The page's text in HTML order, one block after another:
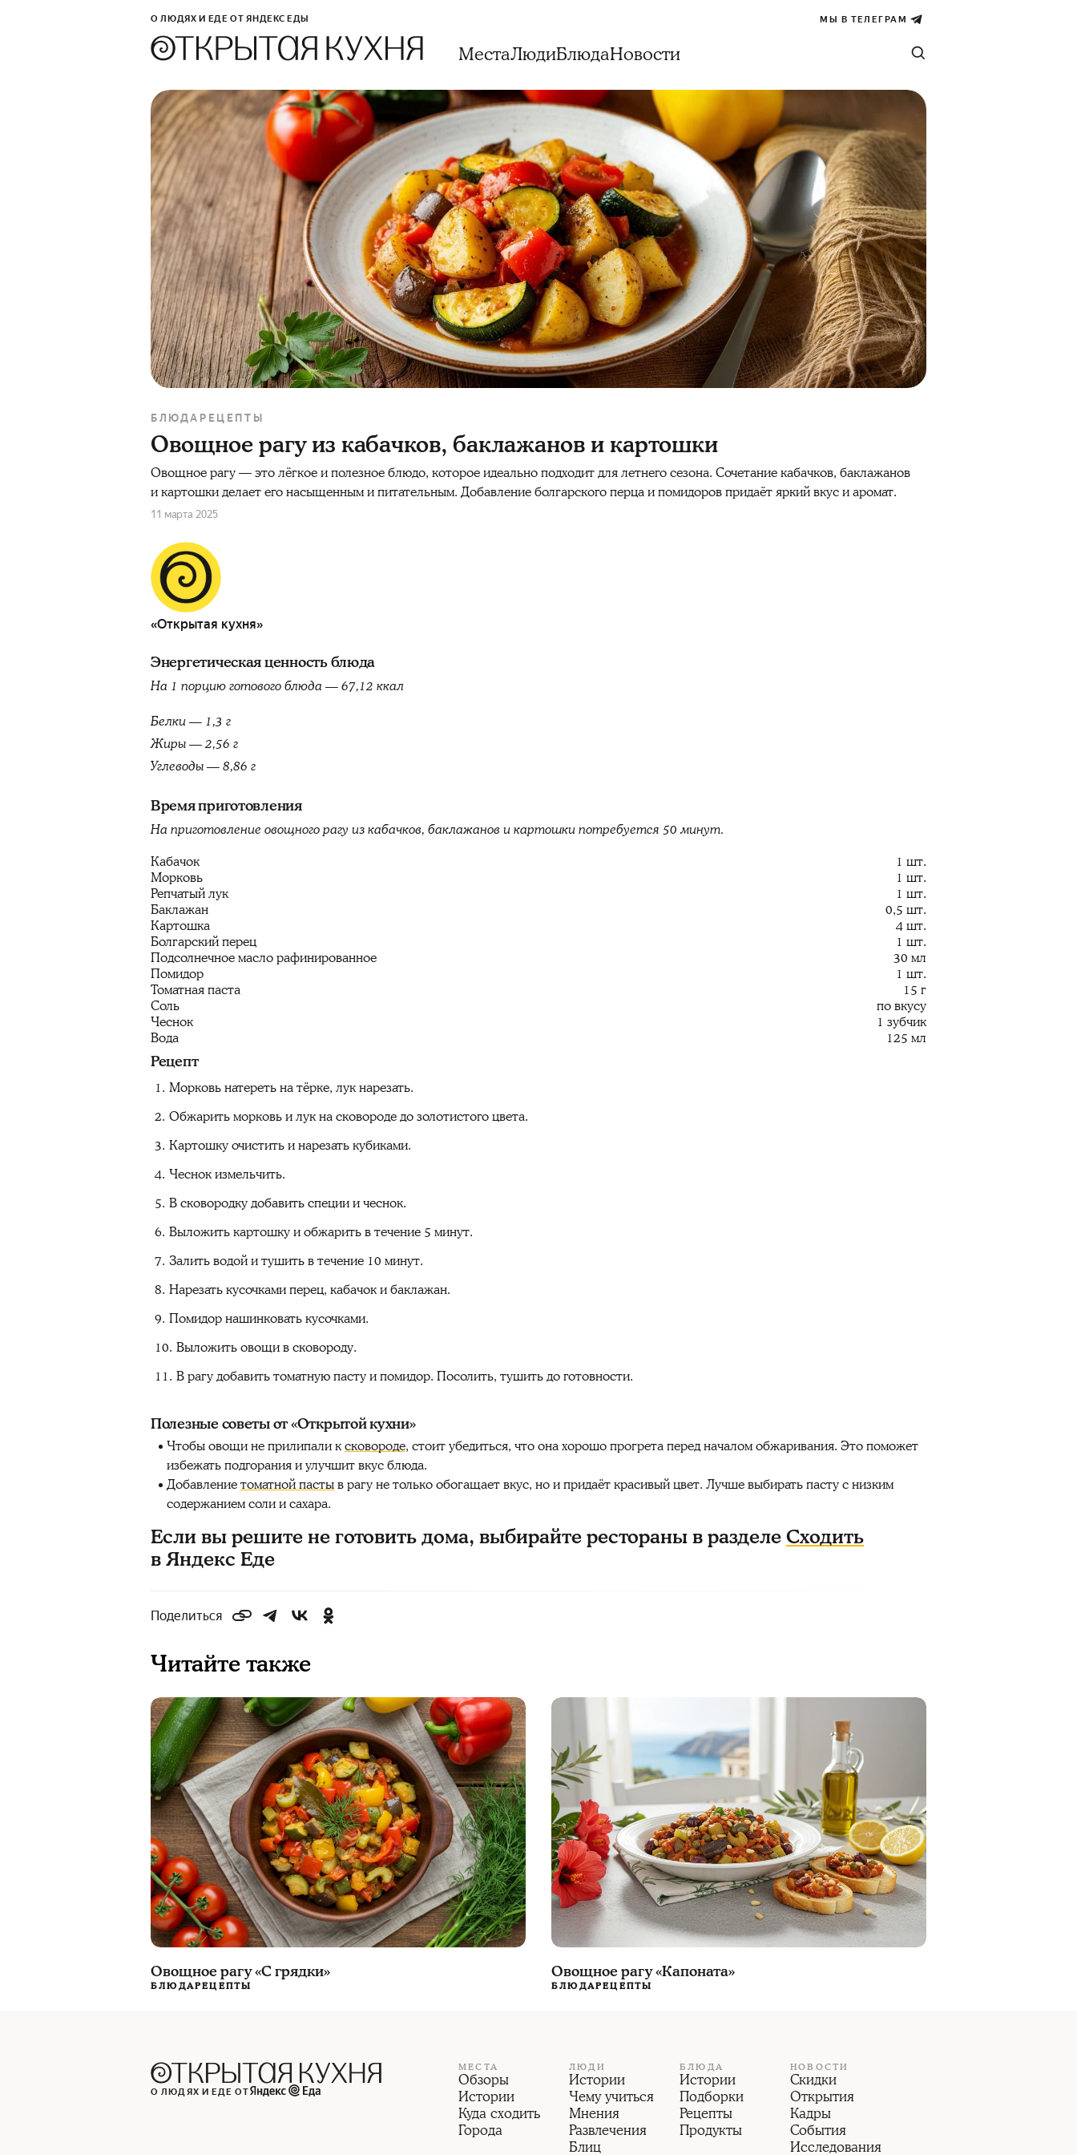
О ЛЮДЯХ И ЕДЕ ОТ ЯНДЕКС ЕДЫ МЫ В ТЕЛЕГРАМ
МестаЛюдиБлюдаНовости
БЛЮДА РЕЦЕПТЫ
Овощное рагу из кабачков, баклажанов и картошки
Овощное рагу — это лёгкое и полезное блюдо, которое идеально подходит для летнего сезона. Сочетание кабачков, баклажанов
и картошки делает его насыщенным и питательным. Добавление болгарского перца и помидоров придаёт яркий вкус и аромат.
11 марта 2025
«Открытая кухня»
Энергетическая ценность блюда
На 1 порцию готового блюда — 67,12 ккал
Белки — 1,3 г
Жиры — 2,56 г
Углеводы — 8,86 г
Время приготовления
На приготовление овощного рагу из кабачков, баклажанов и картошки потребуется 50 минут.
Кабачок
1 шт.
Морковь
1 шт.
Репчатый лук
1 шт.
Баклажан
0,5 шт.
Картошка
4 шт.
Болгарский перец
1 шт.
Подсолнечное масло рафинированное
30 мл
Помидор
1 шт.
Томатная паста
15 г
Соль
по вкусу
Чеснок
1 зубчик
Вода
125 мл
Рецепт
Морковь натереть на тёрке, лук нарезать.
Обжарить морковь и лук на сковороде до золотистого цвета.
Картошку очистить и нарезать кубиками.
Чеснок измельчить.
В сковородку добавить специи и чеснок.
Выложить картошку и обжарить в течение 5 минут.
Залить водой и тушить в течение 10 минут.
Нарезать кусочками перец, кабачок и баклажан.
Помидор нашинковать кусочками.
Выложить овощи в сковороду.
В рагу добавить томатную пасту и помидор. Посолить, тушить до готовности.
Полезные советы от «Открытой кухни»
Чтобы овощи не прилипали ксковороде, стоит убедиться, что она хорошо прогрета перед началом обжаривания. Это поможет
избежать подгорания и улучшит вкус блюда.
Добавлениетоматной пастыв рагу не только обогащает вкус, но и придаёт красивый цвет. Лучше выбирать пасту с низким
содержанием соли и сахара.
Если вы решите не готовить дома, выбирайте рестораны в разделеСходить
в Яндекс Еде
Поделиться
Читайте также
Овощное рагу «С грядки»
БЛЮДАРЕЦЕПТЫ
Овощное рагу «Капоната»
БЛЮДАРЕЦЕПТЫ
О ЛЮДЯХ И ЕДЕ ОТ
МЕСТА
Обзоры
Истории
Куда сходить
Города
ЛЮДИ
Истории
Чему учиться
Мнения
Развлечения
Блиц
БЛЮДА
Истории
Подборки
Рецепты
Продукты
НОВОСТИ
Скидки
Открытия
Кадры
События
Исследования